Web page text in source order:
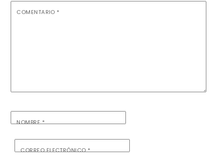
COMENTARIO *
NOMBRE*
CORREO ELECTRÓNICO*